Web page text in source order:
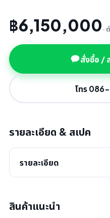
฿6,150,000 ·
สั่งซื้อ /
โทร
รายละเอียด & สเปค
รายละเอียด
สินค้าแนะนำ